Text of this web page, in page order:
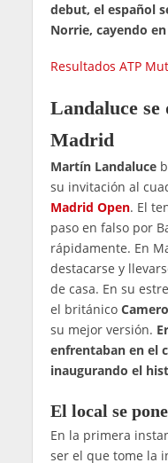
debut, el español
Norrie, cayendo
Resultados ATP
Landaluce se
Madrid
Martín Landaluce
su invitación al
Madrid Open. El
paso en falso por
rápidamente. En
destacarse y
de casa. En su
el británico
su mejor versión.
enfrentaban en el
inaugurando el
El local se
En la primera
ser el que tome la